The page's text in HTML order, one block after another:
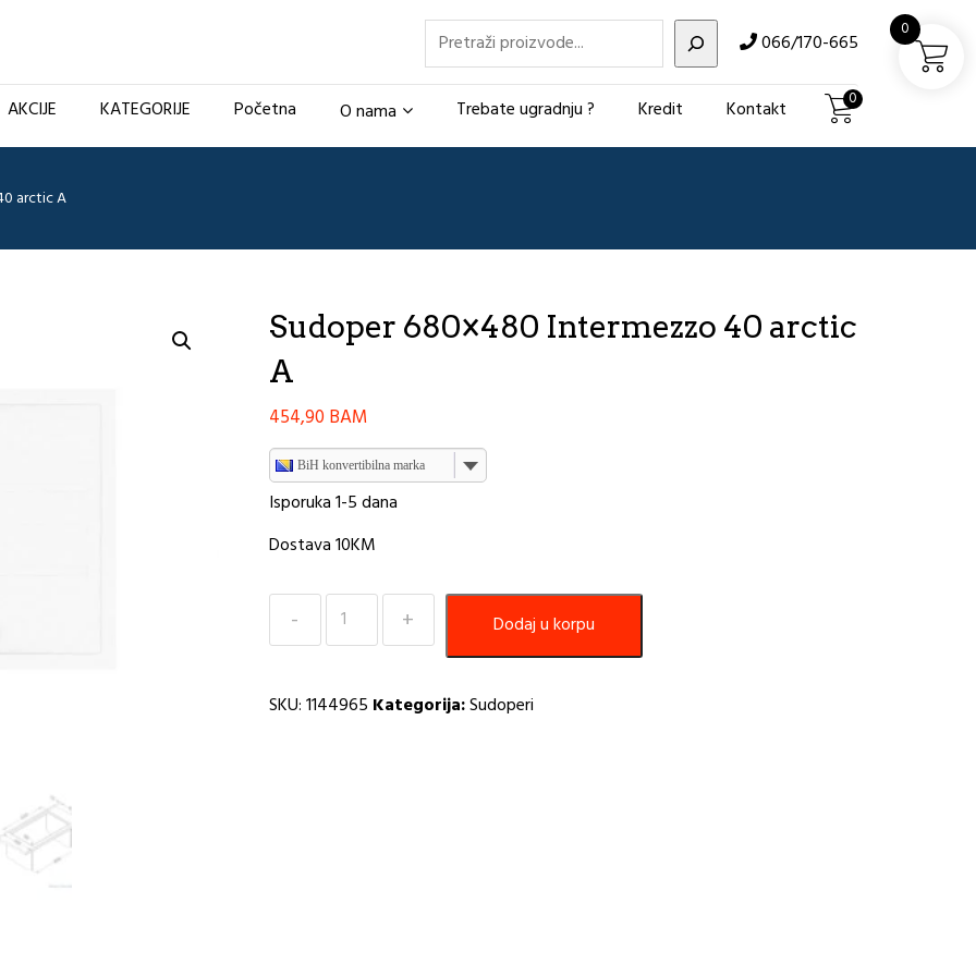
Pretraži 066/170-665
AKCIJE KATEGORIJE Početna O nama Trebate ugradnju ? Kredit Kontakt 0
arctic A
Sudoper 680×480 Intermezzo 40 arctic
A
454,90 BAM
BiH konvertibilna marka
Isporuka 1-5 dana
Dostava 10KM
Sudoper
680x480
arctic
Dodaj u korpu
SKU:1144965 Kategorija:Sudoperi
0